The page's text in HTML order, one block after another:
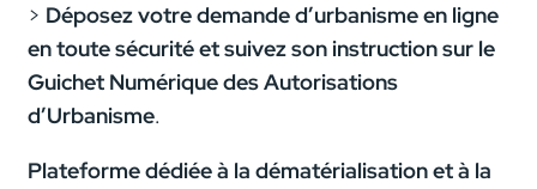
> Déposez votre demande d’urbanisme en ligne
en toute sécurité et suivez son instructionsur le
Guichet Numérique des Autorisations
d’Urbanisme.
Plateforme dédiée à la dématérialisation et à la